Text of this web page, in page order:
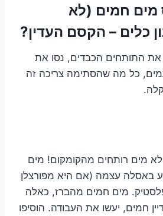
כוס מים חמים (לא
כלים – הקסם העדין?
התותחים הכבדים, נסו את
כל מה שהסתימה צריכה זה
מים רותחים מהקומקום! מים
באסלה עצמה (אם היא מפורצלן
מים חמים מהברז, כאלה
חמים, יעשו את העבודה. הוסיפו